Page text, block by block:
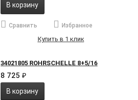
В корзину
Сравнить Избранное
Купить в 1 клик
34021805 ROHRSCHELLE 8+5/16
8 725₽
В корзину